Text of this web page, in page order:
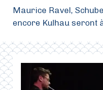
Maurice Ravel,
encore Kulhau seront